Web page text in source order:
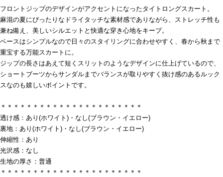
フロントジップのデザインがアクセントになったタイトロングスカート。
麻混の夏にぴったりなドライタッチな素材感でありながら、ストレッチ性も
兼ね備え、美しいシルエットと快適な穿き心地をキープ。
ベースはシンプルなので日々のスタイリングに合わせやすく、春から秋まで
重宝する万能スカートに。
ジップの長さはあえて短くスリットのようなデザインに仕上げているので、
ショートブーツからサンダルまでバランスが取りやすく抜け感のあるルック
スなのも嬉しいポイントです。
＊＊＊＊＊＊＊＊＊＊＊＊＊＊＊＊＊＊＊＊＊＊
透け感：あり(ホワイト)・なし(ブラウン・イエロー)
裏地：あり(ホワイト)・なし(ブラウン・イエロー)
伸縮性：あり
光沢感：なし
生地の厚さ：普通
＊＊＊＊＊＊＊＊＊＊＊＊＊＊＊＊＊＊＊＊＊＊